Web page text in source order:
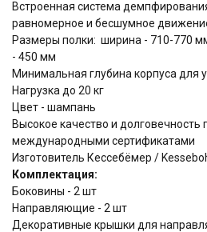
Встроенная система
равномерное и бесшумное
Размеры полки: ширина - 710-770
- 450 мм
Минимальная глубина корпуса для
Нагрузка до 20 кг
Цвет - шампань
Высокое качество и
международными сертификатами
Изготовитель Кессебёмер /
Комплектация:
Боковины - 2 шт
Направляющие - 2 шт
Декоративные крышки для